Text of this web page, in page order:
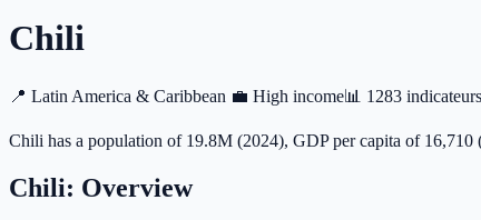
Chili
📍 Latin America & Caribbean 💼 High income 📊 1283
Chili has a population of 19.8M (2024), GDP per capita of
Chili: Overview